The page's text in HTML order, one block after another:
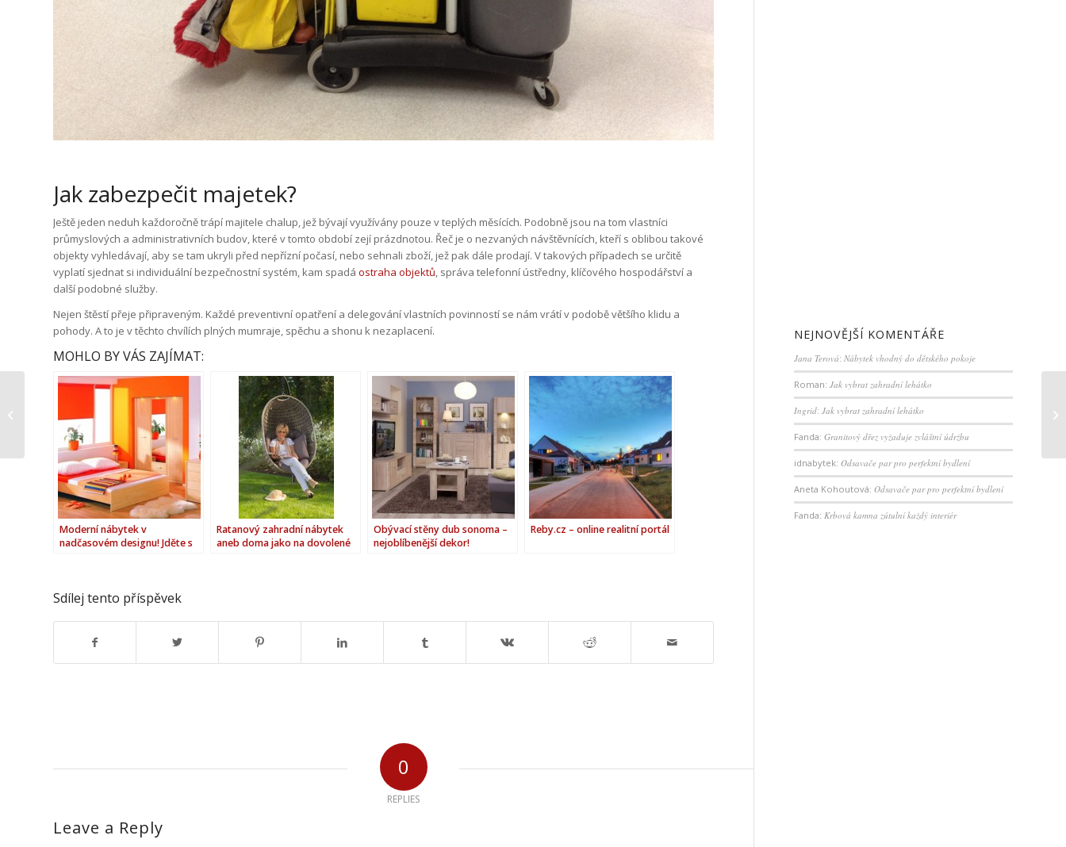
Jak zabezpečit majetek?
Ještě jeden neduh každoročně trápí majitele chalup, jež bývají využívány pouze v teplých měsících. Podobně jsou na tom vlastníci
průmyslových a administrativních budov, které v tomto období zejí prázdnotou. Řeč je o nezvaných návštěvnících, kteří s oblibou takové
objekty vyhledávají, aby se tam ukryli před nepřízní počasí, nebo sehnali zboží, jež pak dále prodají. V takových případech se určitě
vyplatí sjednat si individuální bezpečnostní systém, kam spadá ostraha objektů, správa telefonní ústředny, klíčového hospodářství a
další podobné služby.
Nejen štěstí přeje připraveným. Každé preventivní opatření a delegování vlastních povinností se nám vrátí v podobě většího klidu a
pohody. A to je v těchto chvílích plných mumraje, spěchu a shonu k nezaplacení.
MOHLO BY VÁS ZAJÍMAT:
Moderní nábytek v
nadčasovém designu! Jděte s
Ratanový zahradní nábytek
aneb doma jako na dovolené
Obývací stěny dub sonoma –
nejoblíbenější dekor!
Reby.cz – online realitní portál
Sdílej tento příspěvek
0
REPLIES
Leave a Reply
NEJNOVĚJŠÍ KOMENTÁŘE
Jana Terová:Nábytek vhodný do dětského pokoje
Roman:Jak vybrat zahradní lehátko
Ingrid:Jak vybrat zahradní lehátko
Fanda:Granitový dřez vyžaduje zvláštní údržbu
idnabytek:Odsavače par pro perfektní bydlení
Aneta Kohoutová:Odsavače par pro perfektní bydlení
Fanda:Krbová kamna zútulní každý interiér
koberce profesionální